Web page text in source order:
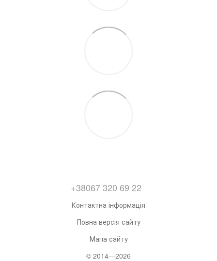
+38067 320 69 22
Контактна інформація
Повна версія сайту
Мапа сайту
© 2014—2026